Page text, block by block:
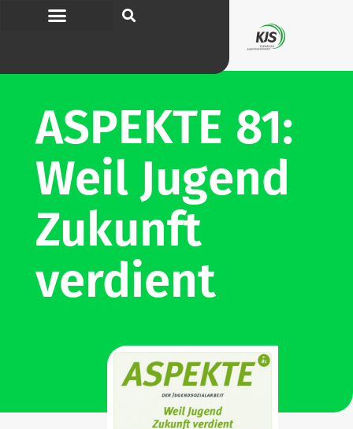
ASPEKTE 81:
Weil Jugend
Zukunft
verdient